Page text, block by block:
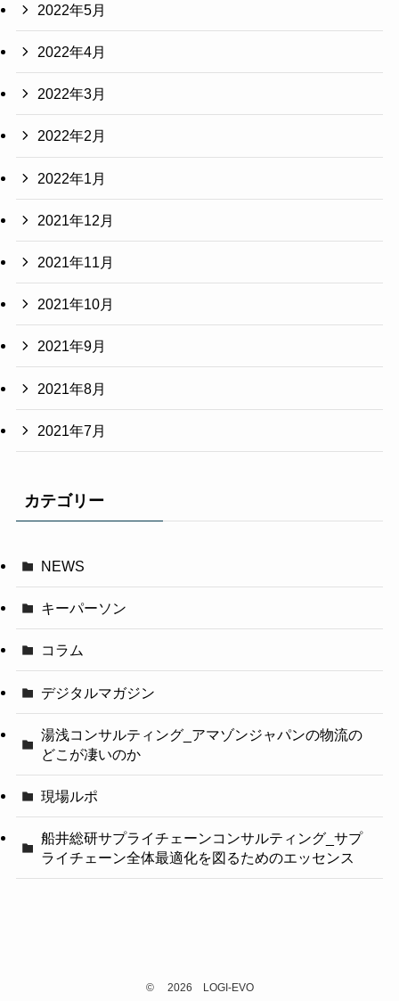
2022年5月
2022年4月
2022年3月
2022年2月
2022年1月
2021年12月
2021年11月
2021年10月
2021年9月
2021年8月
2021年7月
カテゴリー
NEWS
キーパーソン
コラム
デジタルマガジン
湯浅コンサルティング_アマゾンジャパンの物流の
どこが凄いのか
現場ルポ
船井総研サプライチェーンコンサルティング_サプ
ライチェーン全体最適化を図るためのエッセンス
©2026 LOGI-EVO